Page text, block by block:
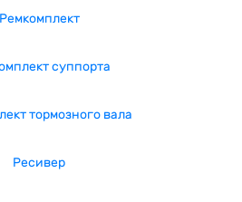
Ремкомплект
суппорта
тормозного вала
Ресивер